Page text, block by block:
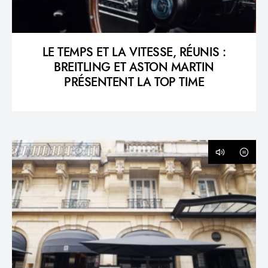
LE TEMPS ET LA VITESSE, RÉUNIS :
BREITLING ET ASTON MARTIN
PRÉSENTENT LA TOP TIME